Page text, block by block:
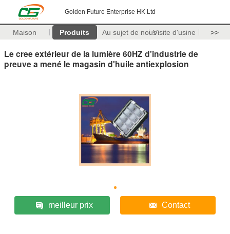
Golden Future Enterprise HK Ltd
Maison Produits Au sujet de nousVisite d'usine >>
Le cree extérieur de la lumière 60HZ d'industrie de
preuve a mené le magasin d'huile antiexplosion
meilleur prix Contact